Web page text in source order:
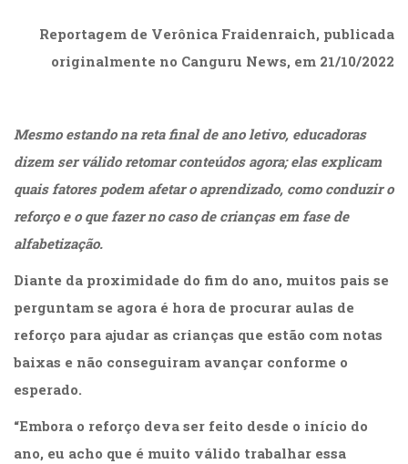
Comportamento
Comunicação
e
(225)
Crescimento
Interior
(222)
Criatividade
Culinária,
Alimentação
(14)
Negócios
(31)
(278)
Educação
Reportagem de Verônica Fraidenraich, publicada
originalmente no Canguru News, em 21/10/2022
Mesmo estando na reta final de ano letivo, educadoras
dizem ser válido retomar conteúdos agora; elas explicam
quais fatores podem afetar o aprendizado, como conduzir o
reforço e o que fazer no caso de crianças em fase de
alfabetização.
Diante da proximidade do fim do ano, muitos pais se
perguntam se agora é hora de procurar aulas de
reforço para ajudar as crianças que estão com notas
baixas e não conseguiram avançar conforme o
esperado.
“Embora o reforço deva ser feito desde o início do
ano, eu acho que é muito válido trabalhar essa